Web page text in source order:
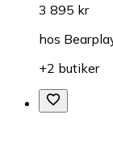
3 895 kr
hos
+2 butiker